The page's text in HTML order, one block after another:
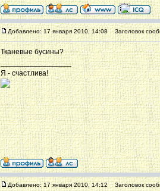
Добавлено: 17 января 2010, 14:08 Заголовок
Тканевые бусины?
_________________
Я - счастлива!
Добавлено: 17 января 2010, 14:12 Заголовок